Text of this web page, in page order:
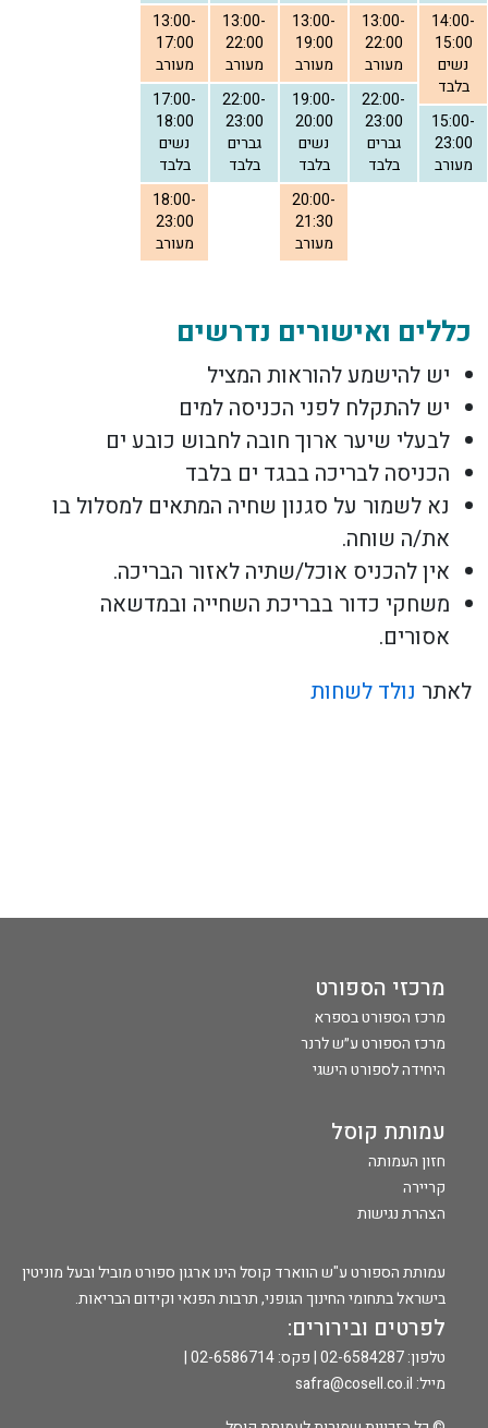
14:00-
15:00
נשים
בלבד
15:00-
23:00
מעורב
13:00-
22:00
מעורב
22:00-
23:00
גברים
בלבד
13:00-
19:00
מעורב
19:00-
20:00
נשים
בלבד
20:00-
21:30
מעורב
13:00-
22:00
מעורב
22:00-
23:00
גברים
בלבד
13:00-
17:00
מעורב
17:00-
18:00
נשים
בלבד
18:00-
23:00
מעורב
כללים ואישורים נדרשים
יש להישמע להוראות המציל
יש להתקלח לפני הכניסה למים
לבעלי שיער ארוך חובה לחבוש כובע ים
הכניסה לבריכה בבגד ים בלבד
נא לשמור על סגנון שחיה המתאים למסלול בו
את/ה שוחה.
אין להכניס אוכל/שתיה לאזור הבריכה.
משחקי כדור בבריכת השחייה ובמדשאה
אסורים.
לאתר נולד לשחות
מרכזי הספורט
מרכז הספורט בספרא
מרכז הספורט ע״ש לרנר
היחידה לספורט הישגי
עמותת קוסל
חזון העמותה
קריירה
הצהרת נגישות
עמותת הספורט ע"ש הווארד קוסל הינו ארגון ספורט מוביל ובעל מוניטין
בישראל בתחומי החינוך הגופני, תרבות הפנאי וקידום הבריאות.
לפרטים ובירורים:
טלפון: 02-6584287 | פקס: 02-6586714 |
מייל: safra@cosell.co.il